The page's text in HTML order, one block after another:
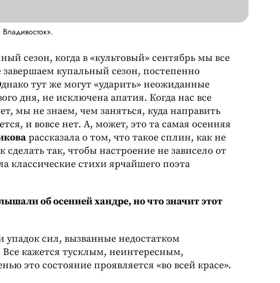
сезон, когда в «культовый» сентябрь мы все
купальный сезон, постепенно
тут же могут «ударить» неожиданные
дня, не исключена апатия. Когда нас все
мы не знаем, чем заняться, куда направить
и вовсе нет. А, может, это та самая осенняя
рассказала о том, что такое сплин, как не
сделать так, чтобы настроение не зависело от
классические стихи ярчайшего поэта
об осенней хандре, но что значит этот
упадок сил, вызванные недостатком
кажется тусклым, неинтересным,
это состояние проявляется «во всей красе».